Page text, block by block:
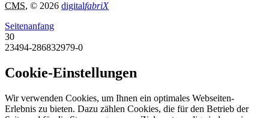
CMS, © 2026 digitalfabriX
Seitenanfang
30
23494-286832979-0
Cookie-Einstellungen
Wir verwenden Cookies, um Ihnen ein optimales Webseiten-
Erlebnis zu bieten. Dazu zählen Cookies, die für den Betrieb der